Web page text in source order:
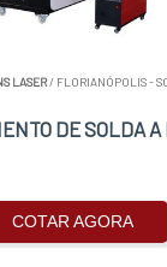
LASER/ FLORIANÓPOLIS -
DE SOLDA
COTAR AGORA